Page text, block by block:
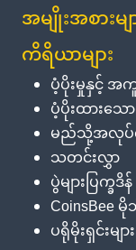
အမျိုးအစားမျ
ကိရိယာများ
ပံ့ပိုးမှုနှင့်
ပံ့ပိုးထားသော
မည်သို့အလု
သတင်းလွှာ
ပွဲများပြက္ခဒိန်
CoinsBee
ပရိုမိုးရှင်းများ